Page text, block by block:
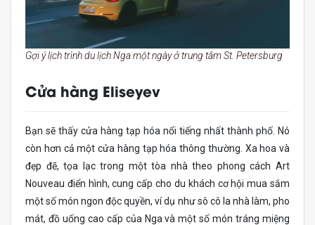
Gợi ý lịch trình du lịch Nga một ngày ở trung tâm St. Petersburg
Cửa hàng Eliseyev
Bạn sẽ thấy cửa hàng tạp hóa nổi tiếng nhất thành phố. Nó
còn hơn cả một cửa hàng tạp hóa thông thường. Xa hoa và
đẹp đẽ, tọa lạc trong một tòa nhà theo phong cách Art
Nouveau điển hình, cung cấp cho du khách cơ hội mua sắm
một số món ngon độc quyền, ví dụ như sô cô la nhà làm, pho
mát, đồ uống cao cấp của Nga và một số món tráng miệng